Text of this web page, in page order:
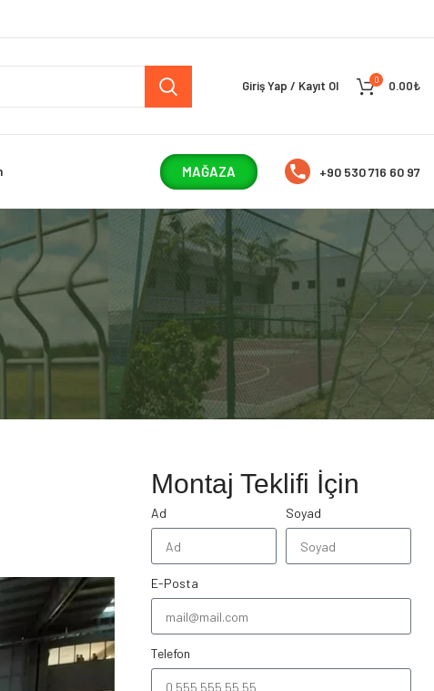
Giriş Yap / Kayıt Ol 0 0.00₺
MAĞAZA
Montaj Teklifi İçin
Ad Soyad
E-Posta
Telefon